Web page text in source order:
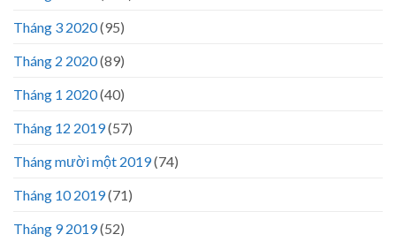
Tháng 3 2020(95)
Tháng 2 2020(89)
Tháng 1 2020(40)
Tháng 12 2019(57)
Tháng mười một 2019(74)
Tháng 10 2019(71)
Tháng 9 2019(52)